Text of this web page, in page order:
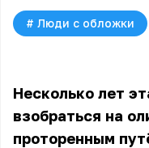
# Люди с обложки
Несколько лет
взобраться на
проторенным